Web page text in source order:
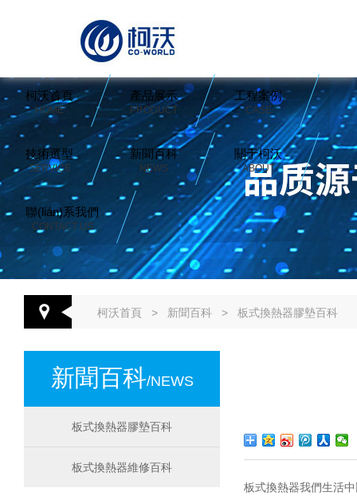
柯沃首頁
HOME
產品展示
PRODUCT
工程案例
CASE
技術選型
SERVICE
新聞百科
NEWS
關于柯沃
ABOUT
聯(lián)系我們
CONTACT US
柯沃首頁 > 新聞百科 > 板式換熱器膠墊百科
新聞百科/NEWS
板式換熱器膠墊百科
板式換熱器維修百科
板式換熱器我們生活